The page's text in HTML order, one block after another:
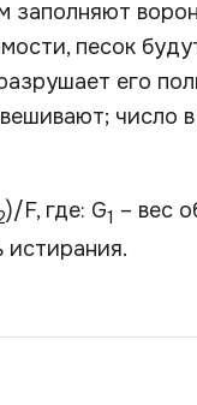
заполняют
песок
его
число
)/F, где: G1 – вес
истирания.